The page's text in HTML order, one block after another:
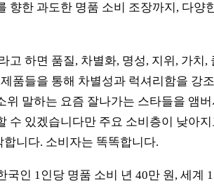
향한 과도한 명품 소비 조장까지, 다양
고 하면 품질, 차별화, 명성, 지위, 가치
품들을 통해 차별성과 럭셔리함을 강
위 말하는 요즘 잘나가는 스타들을 앰
수 있겠습니다만 주요 소비층이 낮아
니다. 소비자는 똑똑합니다.
국인 1인당 명품 소비 년 40만 원, 세계